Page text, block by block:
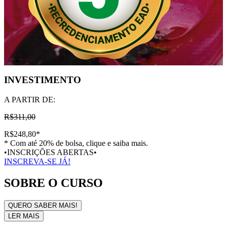
INVESTIMENTO
A PARTIR DE:
R$311,00
R$248,80*
* Com até 20% de bolsa, clique e saiba mais.
•INSCRIÇÕES ABERTAS•
INSCREVA-SE JÁ!
SOBRE O CURSO
QUERO SABER MAIS!
LER MAIS